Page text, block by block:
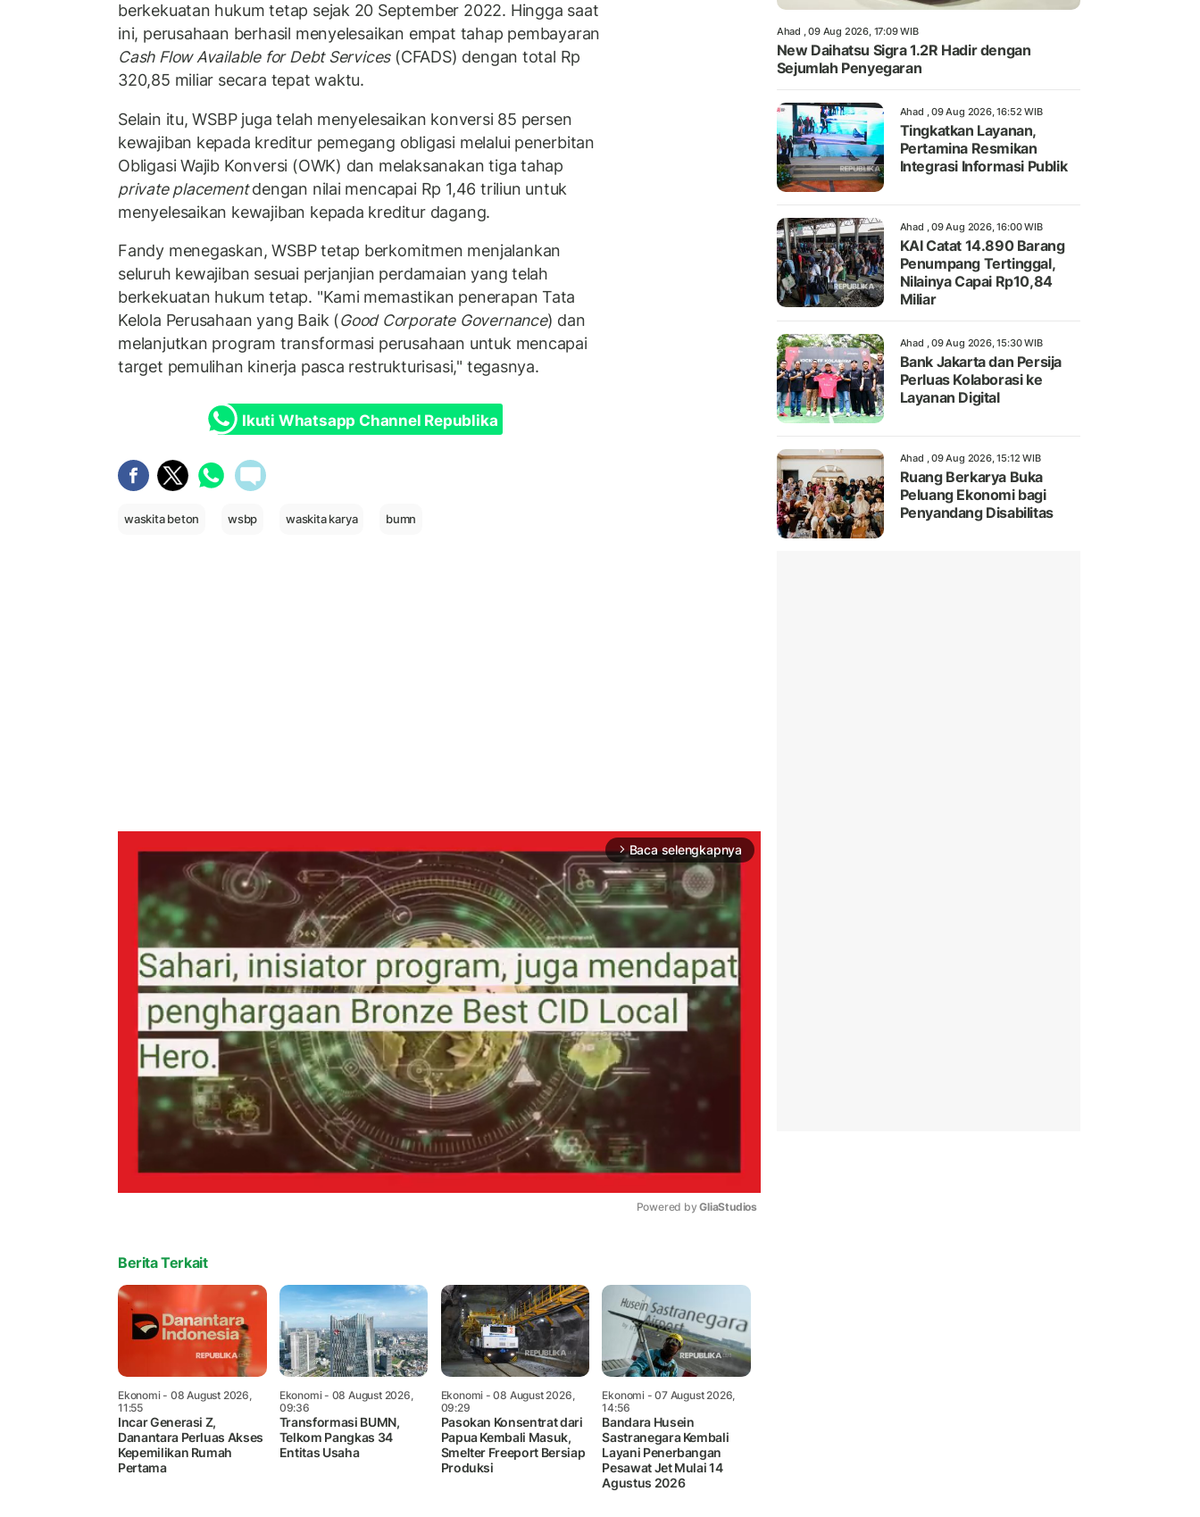
berkekuatan hukum tetap sejak 20 September 2022. Hingga saat
ini, perusahaan berhasil menyelesaikan empat tahap pembayaran
Cash Flow Available for Debt Services(CFADS) dengan total Rp
320,85 miliar secara tepat waktu.
Selain itu, WSBP juga telah menyelesaikan konversi 85 persen
kewajiban kepada kreditur pemegang obligasi melalui penerbitan
Obligasi Wajib Konversi (OWK) dan melaksanakan tiga tahap
private placementdengan nilai mencapai Rp 1,46 triliun untuk
menyelesaikan kewajiban kepada kreditur dagang.
Fandy menegaskan, WSBP tetap berkomitmen menjalankan
seluruh kewajiban sesuai perjanjian perdamaian yang telah
berkekuatan hukum tetap. "Kami memastikan penerapan Tata
Kelola Perusahaan yang Baik (Good Corporate Governance) dan
melanjutkan program transformasi perusahaan untuk mencapai
target pemulihan kinerja pasca restrukturisasi," tegasnya.
Ikuti Whatsapp Channel Republika
waskita beton wsbp waskita karya bumn
arrow_forward_ios Baca selengkapnya
Powered by GliaStudios
Berita Terkait
Ekonomi- 08 August 2026,
11:55
Incar Generasi Z,
Danantara Perluas Akses
Kepemilikan Rumah
Pertama
Ekonomi- 08 August 2026,
09:36
Transformasi BUMN,
Telkom Pangkas 34
Entitas Usaha
Ekonomi - 08 August 2026,
09:29
Pasokan Konsentrat dari
Papua Kembali Masuk,
Smelter Freeport Bersiap
Produksi
Ekonomi- 07 August 2026,
14:56
Bandara Husein
Sastranegara Kembali
Layani Penerbangan
Pesawat Jet Mulai 14
Agustus 2026
Ahad , 09 Aug 2026, 17:09 WIB
New Daihatsu Sigra 1.2R Hadir dengan
Sejumlah Penyegaran
Ahad , 09 Aug 2026, 16:52 WIB
Tingkatkan Layanan,
Pertamina Resmikan
Integrasi Informasi Publik
Ahad , 09 Aug 2026, 16:00 WIB
KAI Catat 14.890 Barang
Penumpang Tertinggal,
Nilainya Capai Rp10,84
Miliar
Ahad , 09 Aug 2026, 15:30 WIB
Bank Jakarta dan Persija
Perluas Kolaborasi ke
Layanan Digital
Ahad , 09 Aug 2026, 15:12 WIB
Ruang Berkarya Buka
Peluang Ekonomi bagi
Penyandang Disabilitas